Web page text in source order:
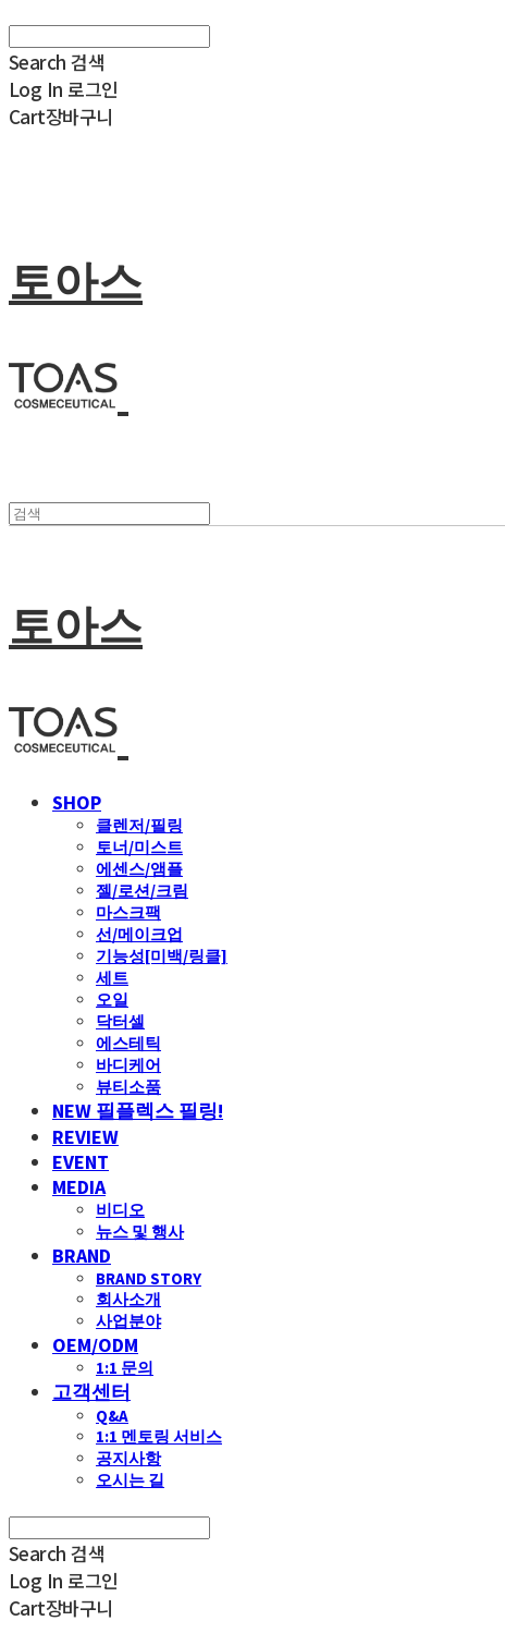
Search 검색
Log In 로그인
Cart장바구니
토아스
토아스
SHOP
클렌저/필링
토너/미스트
에센스/앰플
젤/로션/크림
마스크팩
선/메이크업
기능성[미백/링클]
세트
오일
닥터셀
에스테틱
바디케어
뷰티소품
NEW 필플렉스 필링!
REVIEW
EVENT
MEDIA
비디오
뉴스 및 행사
BRAND
BRAND STORY
회사소개
사업분야
OEM/ODM
1:1 문의
고객센터
Q&A
1:1 멘토링 서비스
공지사항
오시는 길
Search 검색
Log In 로그인
Cart장바구니